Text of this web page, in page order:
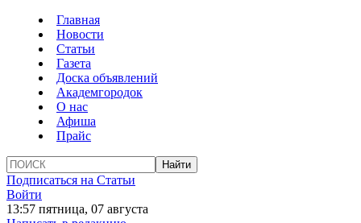
Главная
Новости
Статьи
Газета
Доска объявлений
Академгородок
О нас
Афиша
Прайс
Подписаться на Статьи
Войти
13:57 пятница, 07 августа